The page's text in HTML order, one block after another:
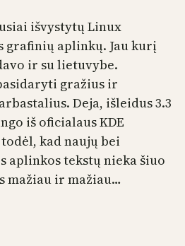
išvystytų Linux
grafinių aplinkų. Jau kurį
ir su lietuvybe.
gražius ir
Deja, išleidus 3.3
iš oficialaus KDE
kad naujų bei
aplinkos tekstų nieka šiuo
mažiau ir mažiau…